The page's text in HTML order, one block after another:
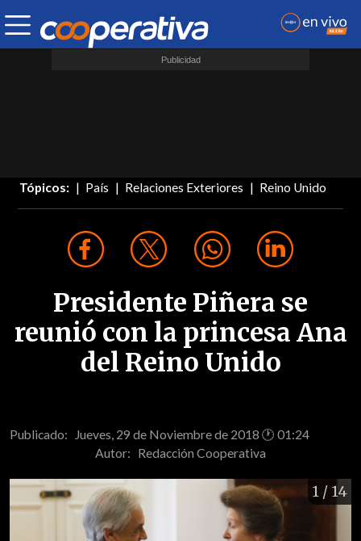
Tópicos: País Relaciones Exteriores Reino Unido
Presidente Piñera se
reunió con la princesa Ana
del Reino Unido
Publicado: Jueves, 29 de Noviembre de 2018 🕐 01:24
Autor: Redacción Cooperativa
1 / 14